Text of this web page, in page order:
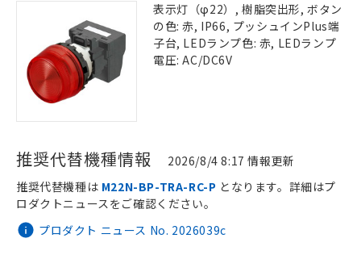
表示灯（φ22）, 樹脂突出形, ボタン
の色: 赤, IP66, プッシュインPlus端
子台, LEDランプ色: 赤, LEDランプ
電圧: AC/DC6V
推奨代替機種情報 2026/8/4 8:17 情報更新
プロダクト ニュース No. 2026039c
推奨代替機種は M22N-BP-TRA-RC-P となります。詳細はプ
ロダクトニュースをご確認ください。